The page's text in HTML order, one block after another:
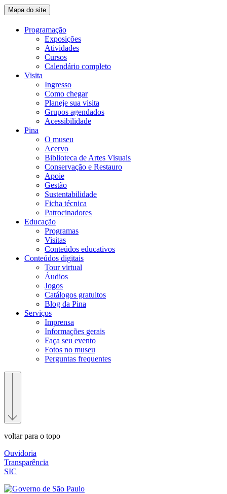
Mapa do site
Programação
Exposições
Atividades
Cursos
Calendário completo
Visita
Ingresso
Como chegar
Planeje sua visita
Grupos agendados
Acessibilidade
Pina
O museu
Acervo
Biblioteca de Artes Visuais
Conservação e Restauro
Apoie
Gestão
Sustentabilidade
Ficha técnica
Patrocinadores
Educação
Programas
Visitas
Conteúdos educativos​
Conteúdos digitais
Tour virtual
Áudios
Jogos
Catálogos gratuitos
Blog da Pina
Serviços
Imprensa
Informações gerais
Faça seu evento
Fotos no museu
Perguntas frequentes
voltar para o topo
Ouvidoria
Transparência
SIC